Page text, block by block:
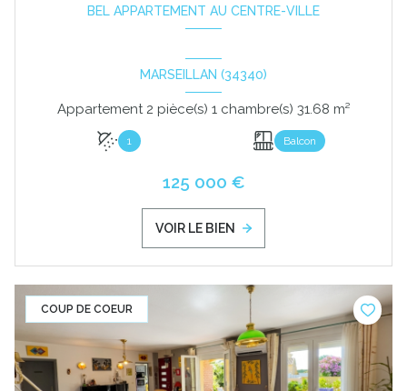
BEL APPARTEMENT AU CENTRE-VILLE
MARSEILLAN (34340)
Appartement 2 pièce(s) 1 chambre(s) 31.68 m²
1 Balcon
125 000 €
VOIR LE BIEN
COUP DE COEUR